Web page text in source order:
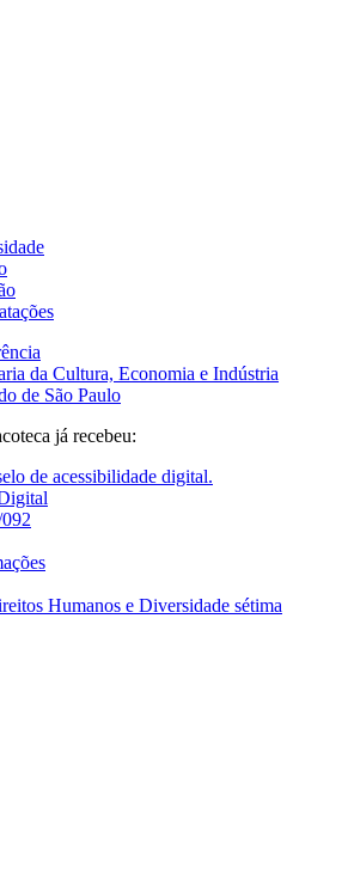
da Cultura, Economia e Indústria
de São Paulo
já recebeu: